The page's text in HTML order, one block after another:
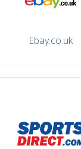
Ebay.co.uk